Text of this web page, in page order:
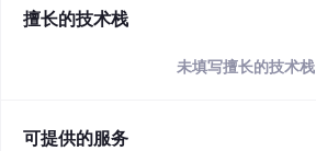
擅长的技术栈
未填写擅长的技术栈
可提供的服务